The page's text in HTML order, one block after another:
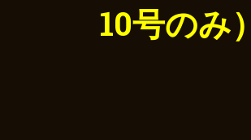
10号のみ）